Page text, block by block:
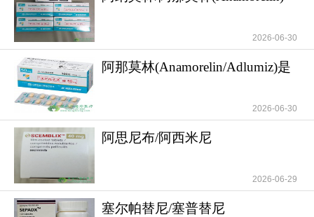
Adlumiz，由日本小野制药生产。标准剂量为每日一
次，每次100mg（即2片50mg规格的片剂），需在
早餐前至少30分钟空腹服用。添加剂包括结晶纤维
素、交联羧甲基纤维素钠、轻质无水硅酸等辅料。
药物应在室温下保存，避免潮湿和高温。阿那莫林
口服后吸收迅速，生物利用度超过80%，服药后1-2
小时可达血药浓度峰值。其半衰期约为5-9小时，支
持每日一次给药方案。阿那莫林主要通过肝脏
CYP3A4酶系统代谢，约92%的药物通过粪便排泄，
尿液排泄较少。食物会降低药物的吸收效率，因此
推荐空腹服用，服药后至少1小时内避免进食。
2026-06-30
阿那莫林(Anamorelin/Adlumiz)是
2026-06-30
阿思尼布/阿西米尼
2026-06-29
塞尔帕替尼/塞普替尼